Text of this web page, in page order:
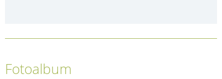
Fotoalbum